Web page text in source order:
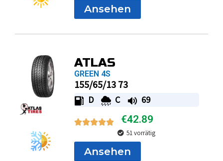
Ansehen
ATLAS
GREEN 4S
155/65/13 73
D C 69
€42.89
51 vorrätig
Ansehen